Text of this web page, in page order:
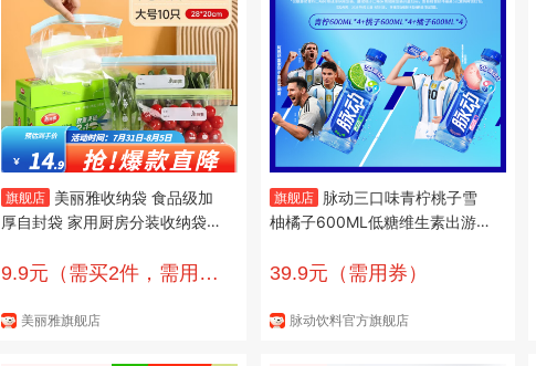
旗舰店 美丽雅收纳袋 食品级加
厚自封袋 家用厨房分装收纳袋
9.9元（需买2件，需用
美丽雅旗舰店
旗舰店
脉动三口味青柠桃子雪
柚橘子600ML低糖维生素出游
600ml*4+橘子600ml*4
39.9元（需用券）
脉动饮料官方旗舰店